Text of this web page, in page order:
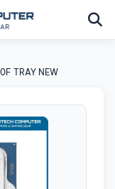
TRAY NEW